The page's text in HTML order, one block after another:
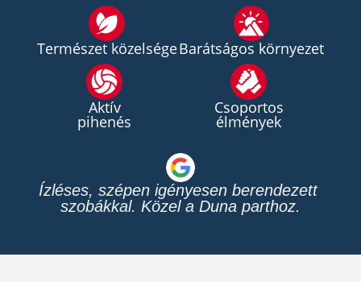
Természet közelségeBarátságos környezet
Aktív
pihenés
Csoportos
élmények
Nyugodt környezet modern
felszereltséggel